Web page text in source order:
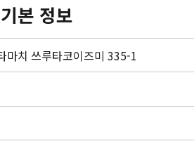
기본 정보
마치 쓰루타코이즈미 335-1